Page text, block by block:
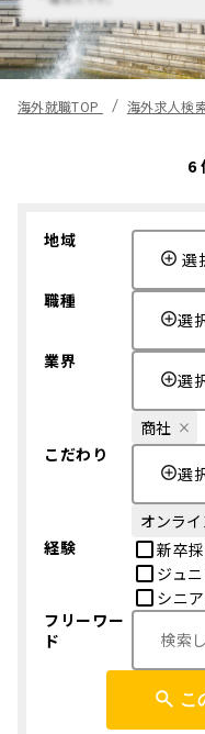
海外就職TOP 海外求人検
6
地域
選
職種
選
業界
選
商社
こだわり
選
オンラ
経験
新卒
ジュ
シニ
フリーワー
ド
こ